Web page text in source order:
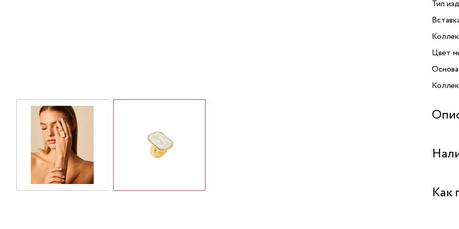
Тип
Цвет
Бутик
Как